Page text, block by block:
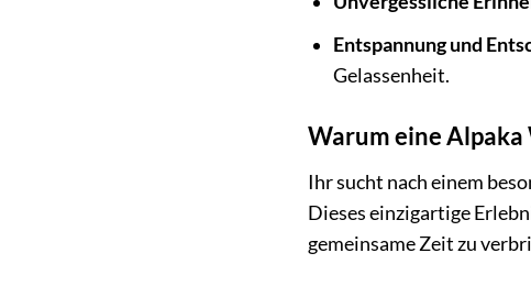
Entspannung und
Gelassenheit.
Warum eine
Ihr sucht nach einem
Dieses einzigartige
gemeinsame Zeit zu